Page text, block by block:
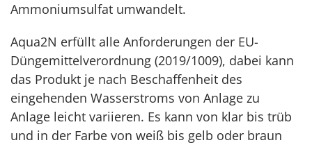
Ammoniumsulfat umwandelt.
Aqua2N erfüllt alle Anforderungen der EU-
Düngemittelverordnung (2019/1009), dabei kann
das Produkt je nach Beschaffenheit des
eingehenden Wasserstroms von Anlage zu
Anlage leicht variieren. Es kann von klar bis trüb
und in der Farbe von weiß bis gelb oder braun